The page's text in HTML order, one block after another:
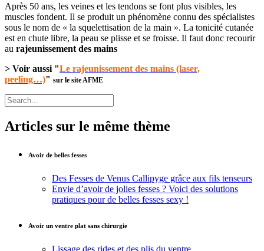
Après 50 ans, les veines et les tendons se font plus visibles, les
muscles fondent. Il se produit un phénomène connu des spécialistes
sous le nom de « la squelettisation de la main ». La tonicité cutanée
est en chute libre, la peau se plisse et se froisse. Il faut donc recourir
au rajeunissement des mains
> Voir aussi "Le rajeunissement des mains (laser,
peeling…)" sur le site AFME
Articles sur le même thème
Avoir de belles fesses
Des Fesses de Venus Callipyge grâce aux fils tenseurs
Envie d’avoir de jolies fesses ? Voici des solutions
pratiques pour de belles fesses sexy !
Avoir un ventre plat sans chirurgie
Lissage des rides et des plis du ventre